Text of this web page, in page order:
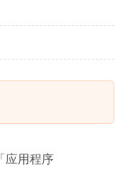
应用程序